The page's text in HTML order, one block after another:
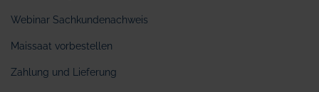
Webinar Sachkundenachweis
Maissaat vorbestellen
Zahlung und Lieferung